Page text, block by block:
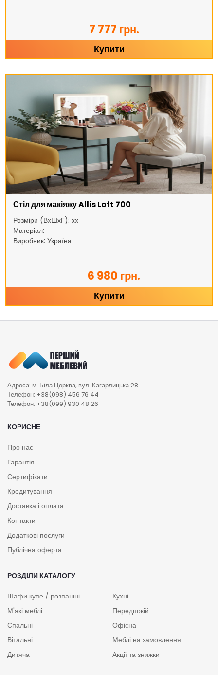
7 777 грн.
Купити
Стіл для макіяжу Allis Loft 700
Розміри (ВхШхГ): хх
Матеріал:
Виробник: Україна
6 980 грн.
Купити
Адреса: м. Біла Церква, вул. Кагарлицька 28
Телефон: +38(098) 456 76 44
Телефон: +38(099) 930 48 26
КОРИСНЕ
Про нас
Гарантія
Сертифікати
Кредитування
Доставка і оплата
Контакти
Додаткові послуги
Публічна оферта
РОЗДІЛИ КАТАЛОГУ
Шафи купе / розпашні
М'які меблі
Спальні
Вітальні
Дитяча
Кухні
Передпокій
Офісна
Меблі на замовлення
Акції та знижки